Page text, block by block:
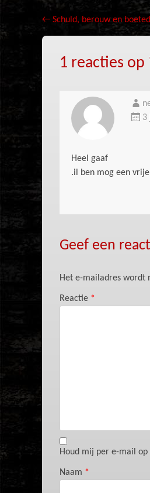
Bericht
navigatie
← Schuld, berouw en
1 reacties op
3
Heel gaaf
.il ben mog een
Geef een
Het e-mailadres wordt
Reactie *
Houd mij per e-mail
Naam *